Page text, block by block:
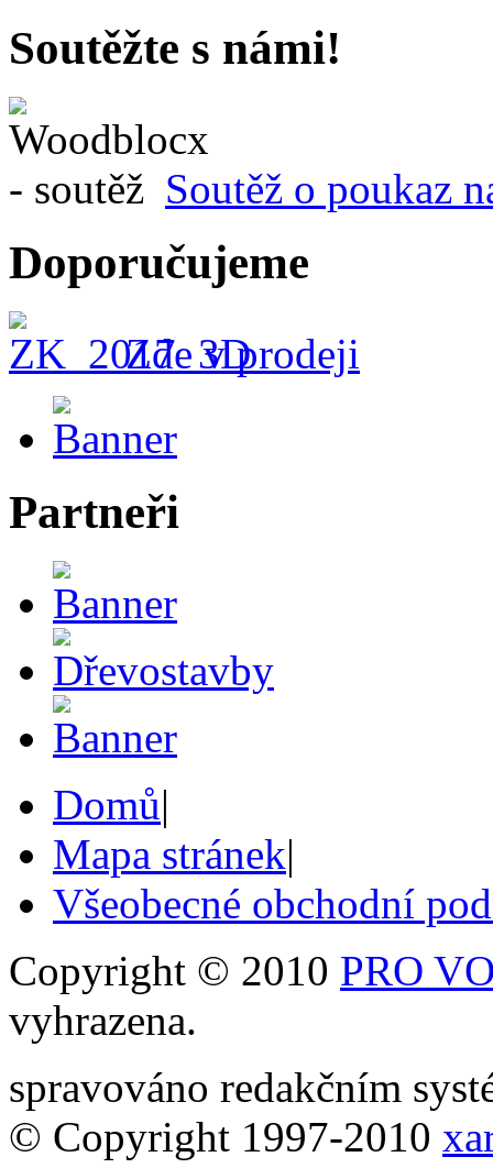
Soutěžte s námi!
Soutěž o poukaz
Doporučujeme
Zde v prodeji
Partneři
Domů|
Mapa stránek|
Všeobecné obchodní
Copyright © 2010 PRO
vyhrazena.
spravováno redakčním
© Copyright 1997-2010